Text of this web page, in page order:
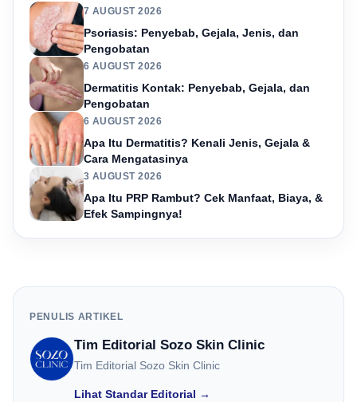
7 AUGUST 2026
Psoriasis: Penyebab, Gejala, Jenis, dan
Pengobatan
6 AUGUST 2026
Dermatitis Kontak: Penyebab, Gejala, dan
Pengobatan
6 AUGUST 2026
Apa Itu Dermatitis? Kenali Jenis, Gejala &
Cara Mengatasinya
3 AUGUST 2026
Apa Itu PRP Rambut? Cek Manfaat, Biaya, &
Efek Sampingnya!
PENULIS ARTIKEL
Tim Editorial Sozo Skin Clinic
Tim Editorial Sozo Skin Clinic
Lihat Standar Editorial →